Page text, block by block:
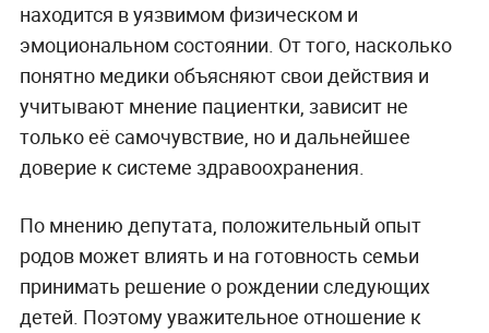
находится в уязвимом физическом и
эмоциональном состоянии. От того, насколько
понятно медики объясняют свои действия и
учитывают мнение пациентки, зависит не
только её самочувствие, но и дальнейшее
доверие к системе здравоохранения.
По мнению депутата, положительный опыт
родов может влиять и на готовность семьи
принимать решение о рождении следующих
детей. Поэтому уважительное отношение к